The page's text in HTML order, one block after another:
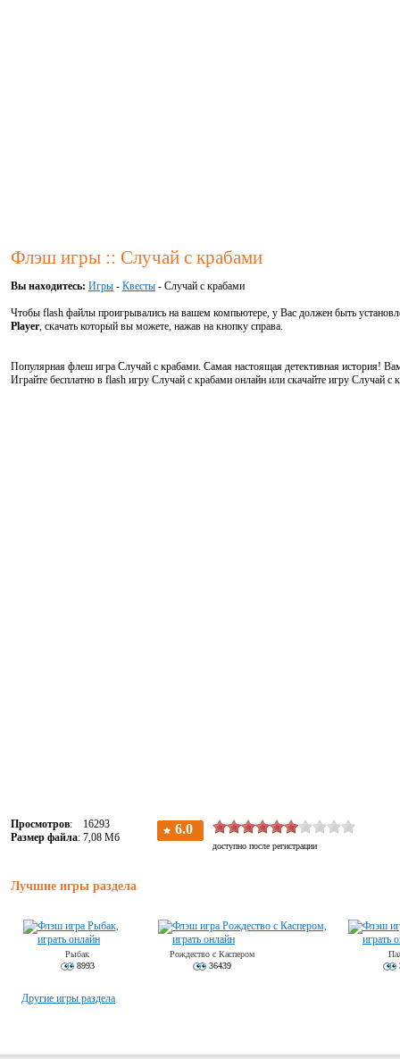
Флэш игры :: Случай с крабами
Вы находитесь: Игры - Квесты - Случай с крабами
Чтобы flash файлы проигрывались на вашем компьютере, у Вас должен быть
Player, скачать который вы можете, нажав на кнопку справа.
Популярная флеш игра Случай с крабами. Самая настоящая детективная история!
Играйте бесплатно в flash игру Случай с крабами онлайн или скачайте игру Случай
Просмотров: 16293
Размер файла: 7,08 Мб
Лучшие игры раздела
Рыбак
8993
Рождество с Каспером
36439
Другие игры раздела